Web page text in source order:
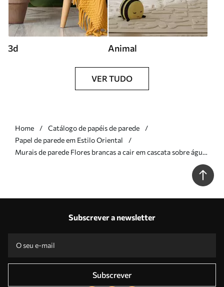
3d Animal
VER TUDO
Home
Catálogo de papéis de parede
Papel de parede em Estilo Oriental
Murais de parede Flores brancas a cair em cascata sobre águas
Subscrever a newsletter
Subscrever